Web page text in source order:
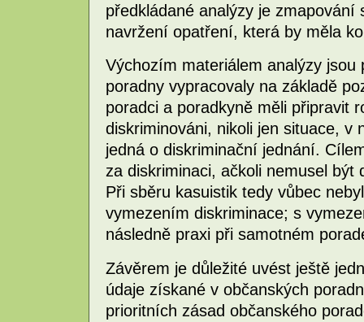
předkládané analýzy je zmapování
navržení opatření, která by měla
Výchozím materiálem analýzy
poradny vypracovaly na základě
poradci a poradkyně měli připravit
diskriminováni, nikoli jen situace, v
jedná o diskriminační jednání.
za diskriminaci, ačkoli nemusel být
Při sběru kasuistik tedy vůbec
vymezením diskriminace; s
následně praxi při samotném
Závěrem je důležité uvést ještě
údaje získané v občanských
prioritních zásad občanského